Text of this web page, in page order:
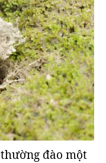
thường đào một